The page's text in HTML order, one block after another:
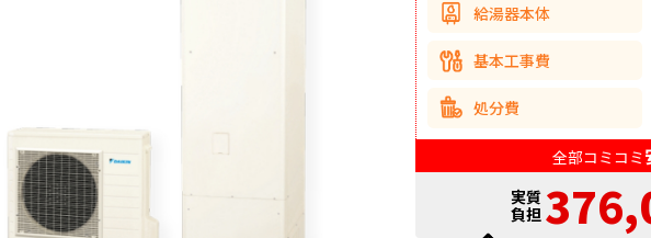
給湯器本体
基本工事費
処分費
全部コミコミ
実質
負担